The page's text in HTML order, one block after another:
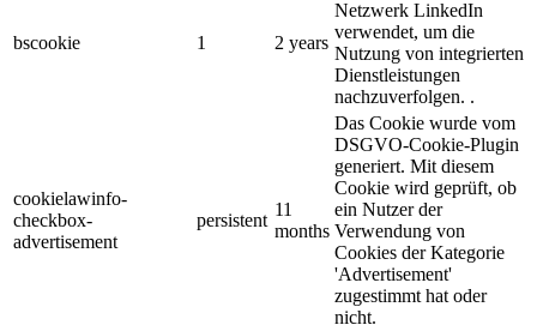
bscookie 1 2 years
Netzwerk LinkedIn
verwendet, um die
Nutzung von integrierten
Dienstleistungen
nachzuverfolgen. .
cookielawinfo-
checkbox-
advertisement
persistent
11
months
Das Cookie wurde vom
DSGVO-Cookie-Plugin
generiert. Mit diesem
Cookie wird geprüft, ob
ein Nutzer der
Verwendung von
Cookies der Kategorie
'Advertisement'
zugestimmt hat oder
nicht.